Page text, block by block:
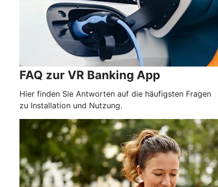
FAQ zur VR Banking App
Hier finden Sie Antworten auf die häufigsten Fragen
zu Installation und Nutzung.